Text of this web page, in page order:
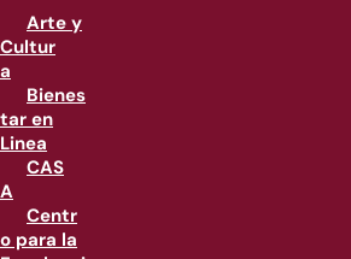
Arte y
Cultur
a
Bienes
tar en
Linea
CAS
A
Centr
o para la